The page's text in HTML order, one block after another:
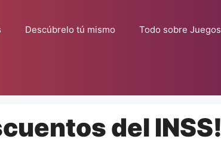
Descúbrelo tú mismo Todo sobre Juegos
del INSS!